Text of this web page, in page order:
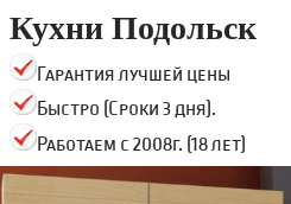
Кухни Подольск
Гарантия лучшей цены
Быстро (Сроки 3 дня).
Работаем с 2008г. (18 лет)